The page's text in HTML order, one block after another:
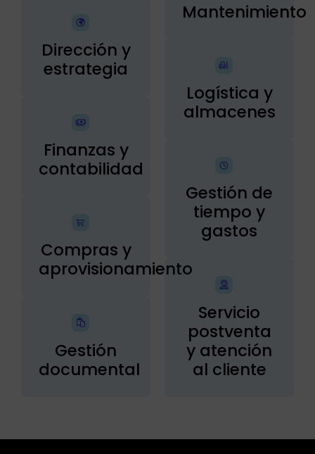
Dirección y
estrategia
Finanzas y
contabilidad
Compras y
aprovisionamiento
Gestión
documental
Mantenimiento
Logística y
almacenes
Gestión de
tiempo y
gastos
Servicio
postventa
y atención
al cliente